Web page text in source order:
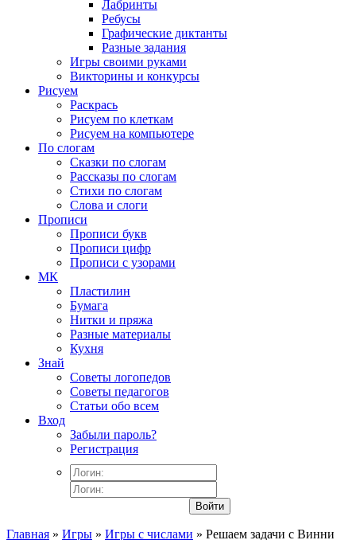
Лабринты
Ребусы
Графические диктанты
Разные задания
Игры своими руками
Викторины и конкурсы
Рисуем
Раскрась
Рисуем по клеткам
Рисуем на компьютере
По слогам
Сказки по слогам
Рассказы по слогам
Стихи по слогам
Слова и слоги
Прописи
Прописи букв
Прописи цифр
Прописи с узорами
МК
Пластилин
Бумага
Нитки и пряжа
Разные материалы
Кухня
Знай
Советы логопедов
Советы педагогов
Статьи обо всем
Вход
Забыли пароль?
Регистрация
Войти
Главная » Игры » Игры с числами » Решаем задачи с Винни